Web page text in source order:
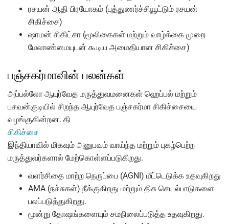
ரசயன் ஆதி பிரயோகம் (புத்துணர்ச்சியூட்டும் ரசயன்
சிகிச்சை)
ஷாமன் சிகிட்சா (மூலிகைகள் மற்றும் வாழ்க்கை முறை
மேலாண்மையுடன் கூடிய அமைதியான சிகிச்சை)
பஞ்சகர்மாவின் பலன்கள்
அப்பல்லோ ஆயுர்வேத மருத்துவமனைகள் ஹெப்பல் மற்றும்
பசவன்குடியில் சிறந்த ஆயுர்வேத பஞ்சகர்மா சிகிச்சையை
வழங்குகின்றன. தி
சிகிச்சை
இந்தியாவில் மிகவும் அனுபவம் வாய்ந்த மற்றும் புகழ்பெற்ற
மருத்துவர்களால் மேற்கொள்ளப்படுகிறது.
வளர்சிதை மாற்ற நெருப்பை (AGNI) மீட்டெடுக்க உதவுகிறது
AMA (நச்சுகள்) நீக்குகிறது மற்றும் திசு செயல்பாடுகளை
பலப்படுத்துகிறது.
மூன்று தோஷங்களையும் சமநிலைப்படுத்த உதவுகிறது.